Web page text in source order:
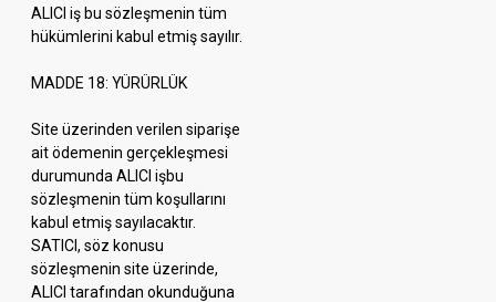
ALICI iş bu sözleşmenin tüm
hükümlerini kabul etmiş sayılır.
MADDE 18: YÜRÜRLÜK
Site üzerinden verilen siparişe
ait ödemenin gerçekleşmesi
durumunda ALICI işbu
sözleşmenin tüm koşullarını
kabul etmiş sayılacaktır.
SATICI, söz konusu
sözleşmenin site üzerinde,
ALICI tarafından okunduğuna